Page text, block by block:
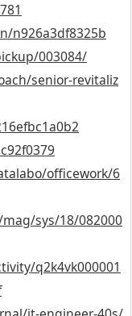
n926a3df8325b
003084/
senior-revitaliz
officework/6
sys/18/082000
q2k4vk000001